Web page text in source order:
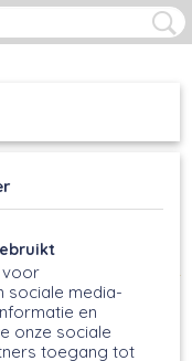
500g
voor
sociale media-
en
onze sociale
toegang tot